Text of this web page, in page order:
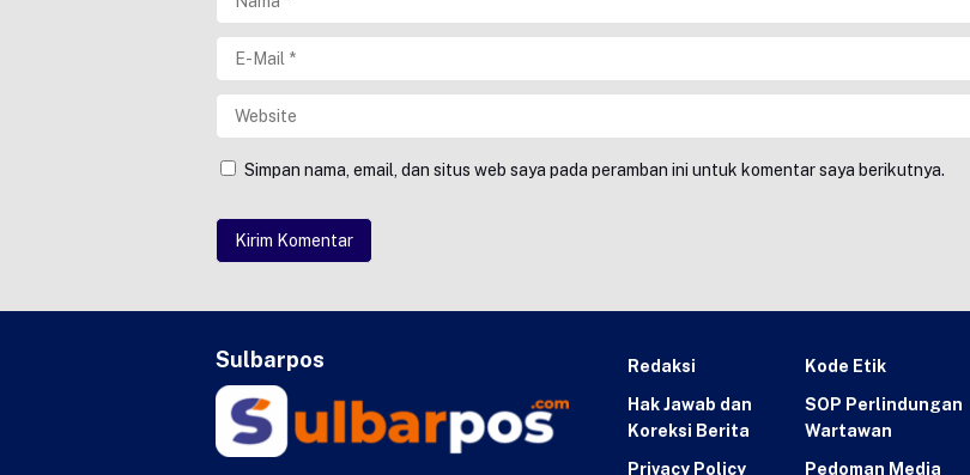
Simpan nama, email, dan situs web saya pada peramban ini untuk komentar saya berikutnya.
Sulbarpos Redaksi
Kode Etik
Hak Jawab dan
Koreksi Berita
SOP Perlindungan
Wartawan
Privacy Policy
Pedoman Media